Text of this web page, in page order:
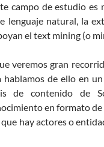
campo de estudio
lenguaje natural, la
el text mining (o
veremos gran
hablamos de ello en un
de contenido de
en formato
hay actores o